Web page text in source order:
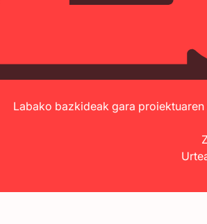
Labako bazkideak gara